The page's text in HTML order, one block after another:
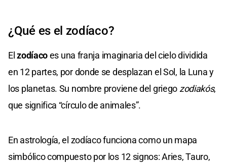
¿Qué es el zodíaco?
Elzodíacoes una franja imaginaria del cielo dividida
en 12 partes, por donde se desplazan el Sol, la Luna y
los planetas. Su nombre proviene del griego zodiakós,
que significa “círculo de animales”.
En astrología, el zodíaco funciona como un mapa
simbólico compuesto por los 12 signos: Aries, Tauro,